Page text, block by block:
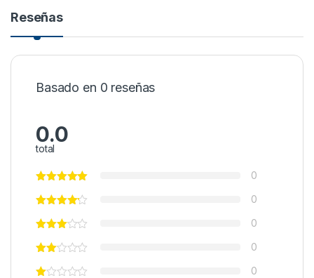
Reseñas
Basado en 0 reseñas
0.0
total
0
0
0
0
0